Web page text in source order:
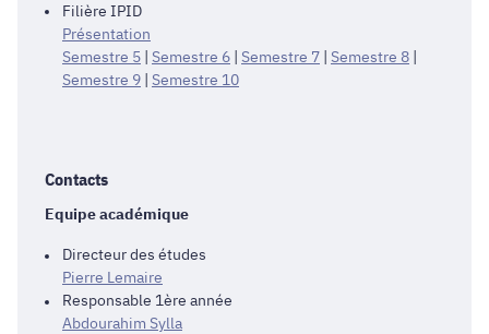
Filière IPID
Présentation
Semestre 5 | Semestre 6 | Semestre 7 | Semestre 8 |
Semestre 9 | Semestre 10
Contacts
Equipe académique
Directeur des études
Pierre Lemaire
Responsable 1ère année
Abdourahim Sylla